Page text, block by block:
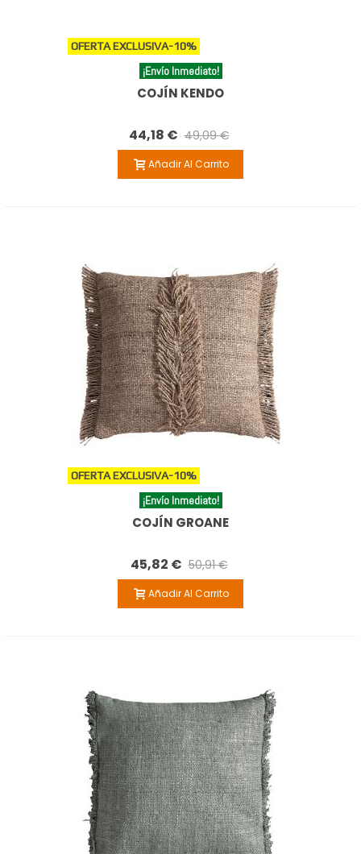
OFERTA EXCLUSIVA-10%
¡Envío Inmediato!
COJÍN KENDO
44,18 € 49,09 €
Añadir Al Carrito
OFERTA EXCLUSIVA-10%
¡Envío Inmediato!
COJÍN GROANE
45,82 € 50,91 €
Añadir Al Carrito